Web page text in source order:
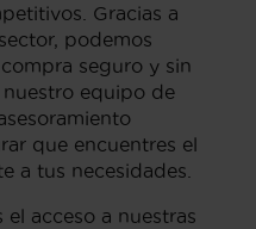
Gracias a
podemos
seguro y sin
equipo de
que encuentres el
a tus necesidades.
acceso a nuestras